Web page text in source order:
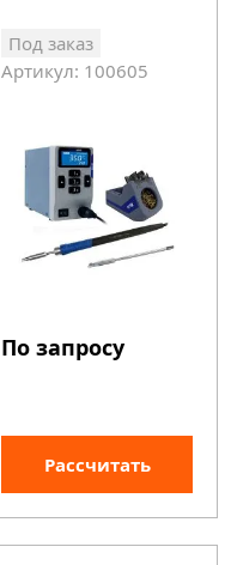
Под заказ
Артикул: 100605
По запросу
Рассчитать